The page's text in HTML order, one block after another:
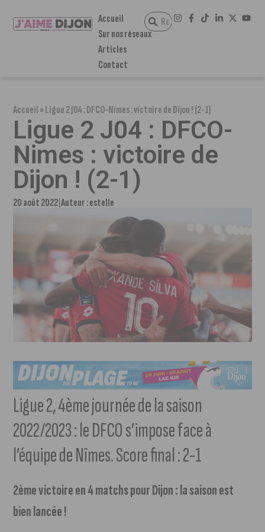
Accueil
Sur nos réseaux
Articles
Contact
Accueil»Ligue 2 J04 : DFCO-Nimes : victoire de Dijon ! (2-1)
Ligue 2 J04 : DFCO-
Nimes : victoire de
Dijon ! (2-1)
20 août 2022 Auteur :estelle
Ligue 2, 4ème journée de la saison
2022/2023 : le DFCO s’impose face à
l’équipe de Nîmes. Score final : 2-1
2ème victoire en 4 matchs pour Dijon : la saison est
bien lancée !